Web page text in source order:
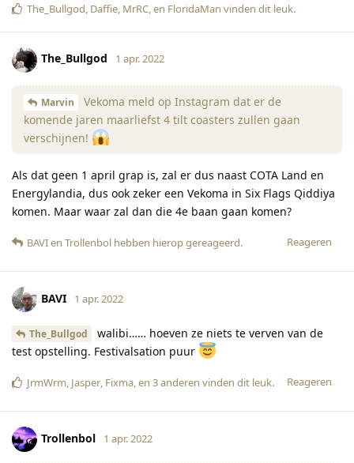
The_Bullgod Daffie MrRC , en FloridaMan vinden dit leuk.
The_Bullgod 1 apr. 2022
Marvin
Vekoma meld op Instagram dat er de
komende jaren maarliefst 4 tilt coasters zullen gaan
verschijnen!
Als dat geen 1 april grap is, zal er dus naast COTA Land en
Energylandia, dus ook zeker een Vekoma in Six Flags Qiddiya
komen. Maar waar zal dan die 4e baan gaan komen?
Reageren
BAVIen Trollenbol hebben hierop gereageerd.
BAVI 1 apr. 2022
The_Bullgod
walibi…… hoeven ze niets te verven van de
test opstelling. Festivalsation puur
Reageren
JrmWrm, Jasper, Fixma, en 3anderen vinden dit leuk.
Trollenbol 1 apr. 2022